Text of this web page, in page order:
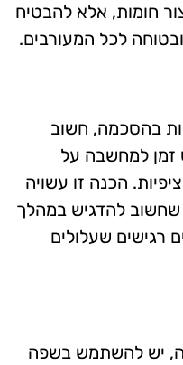
חומות, אלא להבטיח
לכל המעורבים.
בהסכמה, חשוב
זמן למחשבה על
הכנה זו עשויה
שחשוב להדגיש במהלך
רגישים שעלולים
יש להשתמש בשפה